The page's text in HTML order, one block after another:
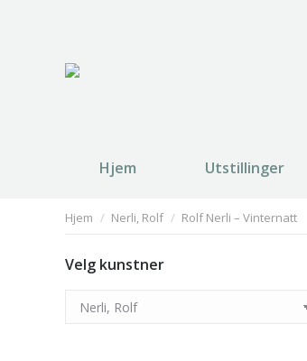
Hjem Utstillinger
You are here:
Hjem Nerli, Rolf Rolf Nerli – Vinternatt
Velg kunstner